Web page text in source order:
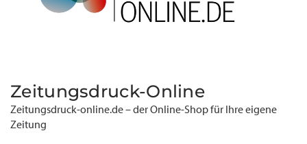
Zeitungsdruck-Online
Zeitungsdruck-online.de – der Online-Shop für Ihre eigene
Zeitung